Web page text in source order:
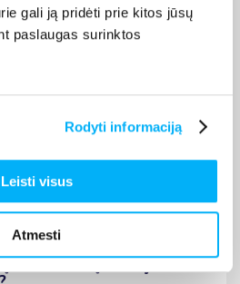
gali ją pridėti prie kitos jūsų
paslaugas surinktos
Rodyti informaciją
Leisti visus
Atmesti
tą pačią darbo dieną
populiariausi?
Pristatymas tą pačią
ir Kaune kategorijos
žemiausia kaina?
darbo dieną Vilniuje ir